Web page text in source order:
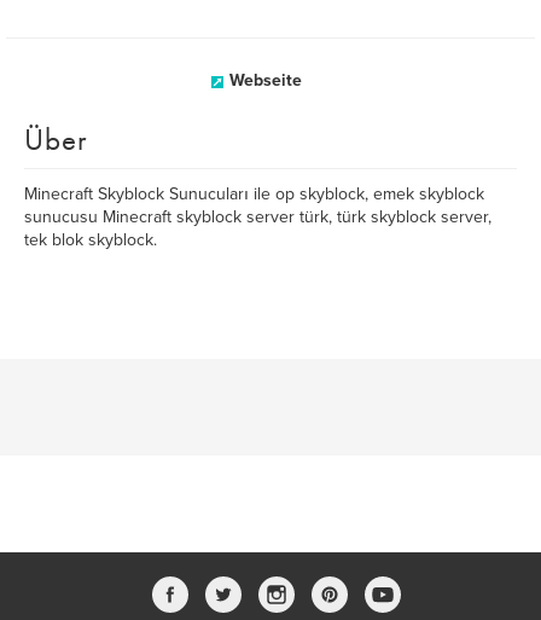
Webseite
Über
Minecraft Skyblock Sunucuları ile op skyblock, emek skyblock
sunucusu Minecraft skyblock server türk, türk skyblock server,
tek blok skyblock.